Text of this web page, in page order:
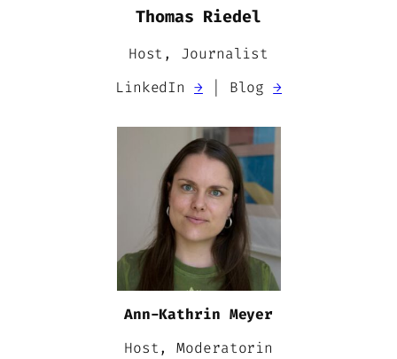
Thomas Riedel
Host, Journalist
LinkedIn→ | Blog→
Ann-Kathrin Meyer
Host, Moderatorin